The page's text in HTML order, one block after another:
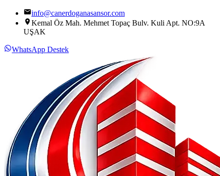
info@canerdoganasansor.com
Kemal Öz Mah. Mehmet Topaç Bulv. Kuli Apt. NO:9A
UŞAK
WhatsApp Destek